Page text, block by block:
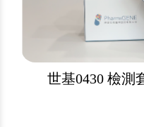
世基0430 檢測